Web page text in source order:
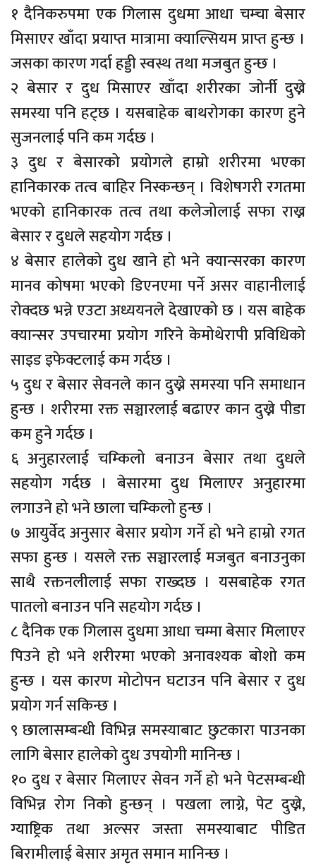
१ दैनिकरुपमा एक गिलास दुधमा आधा चम्चा बेसार
मिसाएर खाँदा प्रयाप्त मात्रामा क्याल्सियम प्राप्त हुन्छ ।
जसका कारण गर्दा हड्डी स्वस्थ तथा मजबुत हुन्छ ।
२ बेसार र दुध मिसाएर खाँदा शरीरका जोर्नी दुख्ने
समस्या पनि हट्छ । यसबाहेक बाथरोगका कारण हुने
सुजनलाई पनि कम गर्दछ ।
३ दुध र बेसारको प्रयोगले हाम्रो शरीरमा भएका
हानिकारक तत्व बाहिर निस्कन्छन् । विशेषगरी रगतमा
भएको हानिकारक तत्व तथा कलेजोलाई सफा राख्न
बेसार र दुधले सहयोग गर्दछ ।
४ बेसार हालेको दुध खाने हो भने क्यान्सरका कारण
मानव कोषमा भएको डिएनएमा पर्ने असर वाहानीलाई
रोक्दछ भन्ने एउटा अध्ययनले देखाएको छ । यस बाहेक
क्यान्सर उपचारमा प्रयोग गरिने केमोथेरापी प्रविधिको
साइड इफेक्टलाई कम गर्दछ ।
५ दुध र बेसार सेवनले कान दुख्ने समस्या पनि समाधान
हुन्छ । शरीरमा रक्त सञ्चारलाई बढाएर कान दुख्ने पीडा
कम हुने गर्दछ ।
६ अनुहारलाई चम्किलो बनाउन बेसार तथा दुधले
सहयोग गर्दछ । बेसारमा दुध मिलाएर अनुहारमा
लगाउने हो भने छाला चम्किलो हुन्छ ।
७ आयुर्वेद अनुसार बेसार प्रयोग गर्ने हो भने हाम्रो रगत
सफा हुन्छ । यसले रक्त सञ्चारलाई मजबुत बनाउनुका
साथै रक्तनलीलाई सफा राख्दछ । यसबाहेक रगत
पातलो बनाउन पनि सहयोग गर्दछ ।
८ दैनिक एक गिलास दुधमा आधा चम्मा बेसार मिलाएर
पिउने हो भने शरीरमा भएको अनावश्यक बोशो कम
हुन्छ । यस कारण मोटोपन घटाउन पनि बेसार र दुध
प्रयोग गर्न सकिन्छ ।
९ छालासम्बन्धी विभिन्न समस्याबाट छुटकारा पाउनका
लागि बेसार हालेको दुध उपयोगी मानिन्छ ।
१० दुध र बेसार मिलाएर सेवन गर्ने हो भने पेटसम्बन्धी
विभिन्न रोग निको हुन्छन् । पखला लाग्ने, पेट दुख्ने,
ग्याष्ट्रिक तथा अल्सर जस्ता समस्याबाट पीडित
बिरामीलाई बेसार अमृत समान मानिन्छ ।